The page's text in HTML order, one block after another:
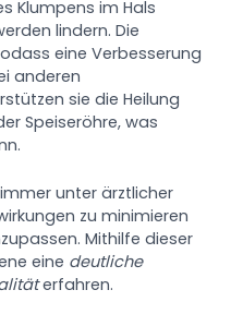
Klumpens im Hals
lindern. Die
eine Verbesserung
anderen
sie die Heilung
Speiseröhre, was
unter ärztlicher
zu minimieren
Mithilfe dieser
eine deutliche
erfahren.